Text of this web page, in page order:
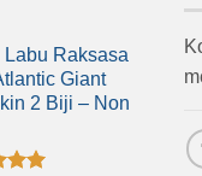
Labu Raksasa
Giant
2 Biji – Non